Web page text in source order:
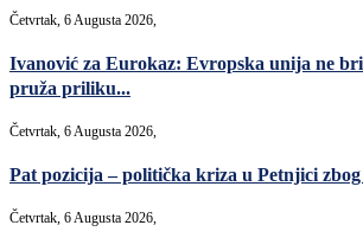
Četvrtak, 6 Augusta 2026,
Ivanović za Eurokaz: Evropska unija ne
pruža priliku...
Četvrtak, 6 Augusta 2026,
Pat pozicija – politička kriza u Petnjici
Četvrtak, 6 Augusta 2026,